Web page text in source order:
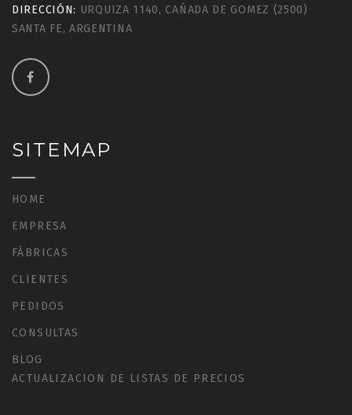
DIRECCIÓN: URQUIZA 1140, CAÑADA DE GOMEZ (2500)
SANTA FE, ARGENTINA
SITEMAP
HOME
EMPRESA
FÁBRICAS
CLIENTES
PEDIDOS
CONSULTAS
BLOG
ACTUALIZACION DE LISTAS DE PRECIOS